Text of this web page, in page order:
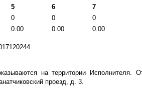
5 6
7
0 0
0
0.00 0.00
0.00
на территории Исполнителя.
проезд, д. 3.